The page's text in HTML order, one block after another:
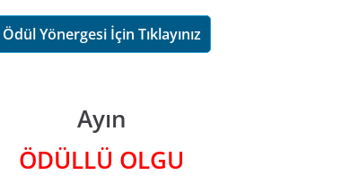
Ödül Yönergesi İçin Tıklayınız
Ayın
ÖDÜLLÜ OLGU